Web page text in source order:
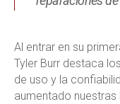
Al entrar en su
Tyler Burr destaca
de uso y la
aumentado